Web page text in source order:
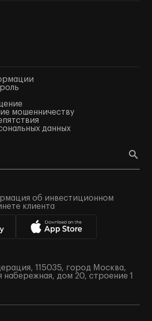
мошенничеству
данных
об инвестиционном
клиента
115035, город Москва,
набережная, дом 20, строение 1